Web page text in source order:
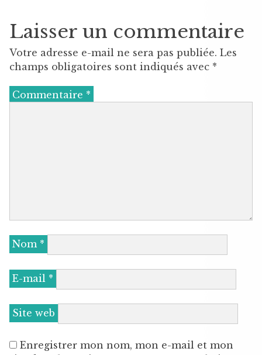
Laisser un commentaire
Votre adresse e-mail ne sera pas publiée. Les
champs obligatoires sont indiqués avec *
Commentaire *
Nom *
E-mail *
Site web
Enregistrer mon nom, mon e-mail et mon